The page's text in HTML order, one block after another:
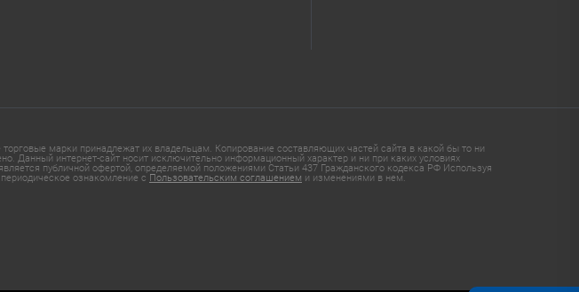
марки принадлежат их владельцам. Копирование составляющих частей сайта в какой бы то ни
Данный интернет-сайт носит исключительно информационный характер и ни при каких условиях
публичной офертой, определяемой положениями Статьи 437 Гражданского кодекса РФ Используя
ознакомление с Пользовательским соглашением и изменениями в нем.